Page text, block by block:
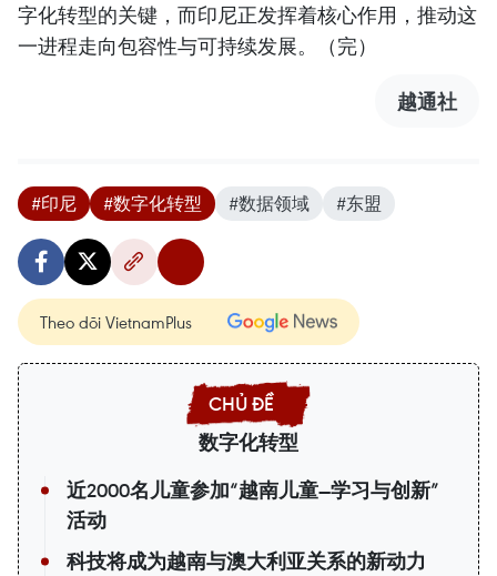
字化转型的关键，而印尼正发挥着核心作用，推动这
一进程走向包容性与可持续发展。（完）
越通社
#印尼 #数字化转型 #数据领域 #东盟
Theo dõi VietnamPlus
数字化转型
近2000名儿童参加“越南儿童—学习与创新”
活动
科技将成为越南与澳大利亚关系的新动力